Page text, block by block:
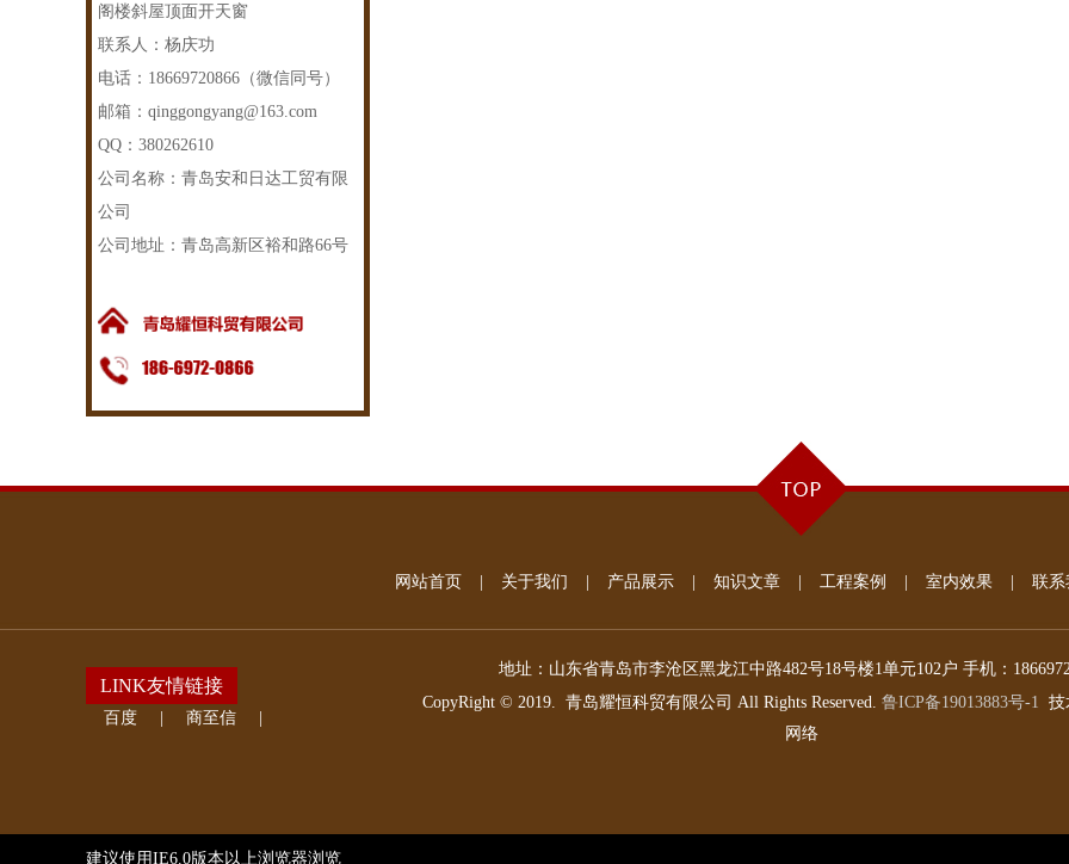
阁楼斜屋顶面开天窗
联系人：杨庆功
电话：18669720866（微信同号）
邮箱：qinggongyang@163.com
QQ：380262610
公司名称：青岛安和日达工贸有限
公司
公司地址：青岛高新区裕和路66号
网站首页 关于我们 产品展示 知识文章 工程案例 室内效果 联系
LINK友情链接
百度 商至信
地址： 山东省青岛市李沧区黑龙江中路482号18号楼1单元102户 手机：
CopyRight © 2019. 青岛耀恒科贸有限公司 All Rights Reserved. 鲁ICP备19013883号-1 技
网络
建议使用IE6.0版本以上浏览器浏览